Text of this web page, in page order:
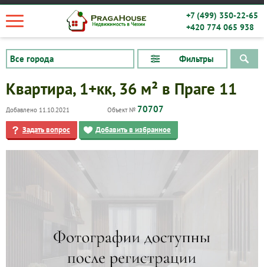
+7 (499) 350-22-65
+420 774 065 938
Фильтры
Квартира, 1+кк, 36 м² в Праге 11
Добавлено 11.10.2021 Объект № 70707
Задать вопрос Добавить в избранное